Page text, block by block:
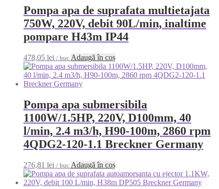
Pompa apa de suprafata multietajata
750W, 220V, debit 90L/min, inaltime
pompare H43m IP44
478,05 lei / buc Adaugă în coș
Pompa apa submersibila
1100W/1.5HP, 220V, D100mm, 40
l/min, 2.4 m3/h, H90-100m, 2860 rpm
4QDG2-120-1.1 Breckner Germany
276,81 lei / buc Adaugă în coș